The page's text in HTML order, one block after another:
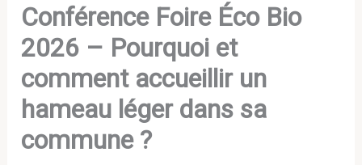
Conférence Foire Éco Bio
2026 – Pourquoi et
comment accueillir un
hameau léger dans sa
commune ?